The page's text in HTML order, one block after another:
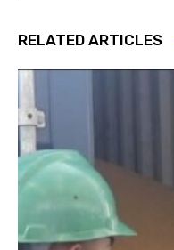
RELATED ARTICLES